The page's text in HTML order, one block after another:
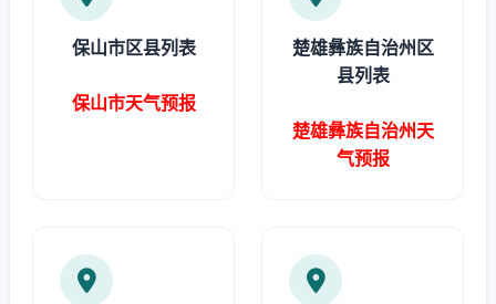
保山市区县列表
保山市天气预报
楚雄彝族自治州区
县列表
楚雄彝族自治州天
气预报